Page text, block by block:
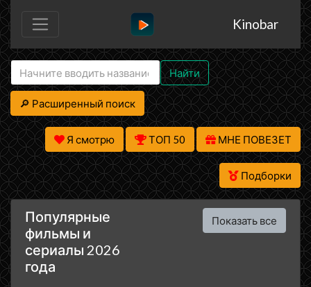
Kinobar
Найти
🔎 Расширенный поиск
Я смотрю ТОП 50 МНЕ ПОВЕЗЕТ
Подборки
Популярные
фильмы и
сериалы 2026
года
Показать все